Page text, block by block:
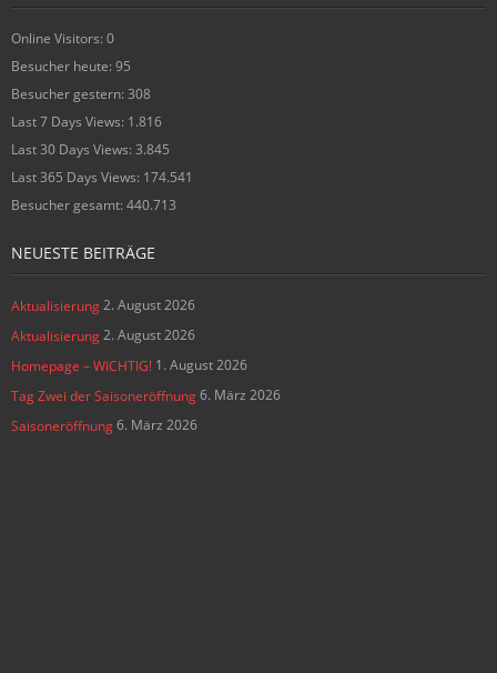
Online Visitors: 0
Besucher heute: 95
Besucher gestern: 308
Last 7 Days Views: 1.816
Last 30 Days Views: 3.845
Last 365 Days Views: 174.541
Besucher gesamt: 440.713
NEUESTE BEITRÄGE
Aktualisierung2. August 2026
Aktualisierung2. August 2026
Homepage – WICHTIG! 1. August 2026
Tag Zwei der Saisoneröffnung6. März 2026
Saisoneröffnung6. März 2026